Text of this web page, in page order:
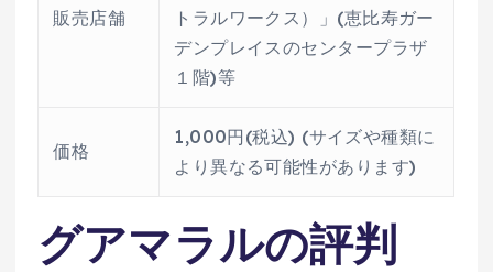
販売店舗
トラルワークス）」(恵比寿ガー
デンプレイスのセンタープラザ
１階)等
価格
1,000円(税込) (サイズや種類に
より異なる可能性があります)
グアマラルの評判